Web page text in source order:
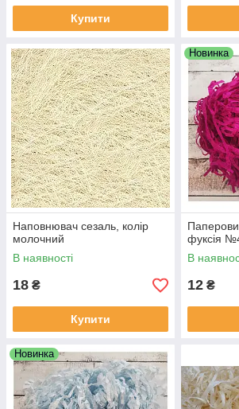
Купити
Наповнювач сезаль, колір
молочний
В наявності
18 ₴
Купити
Новинка
фуксія
В
12 ₴
Новинка